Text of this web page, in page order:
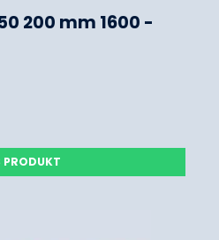
200 mm 1600 -
PRODUKT